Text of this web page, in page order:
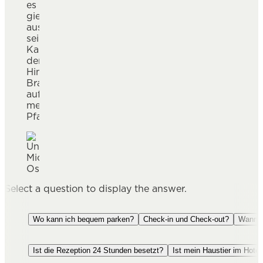
es
gießt
aus
seiner
Kanne
der
Himmel
Bratöl
auf
meine
Pfanne.«
uns
im
begrüßen.
Select a question to display the answer.
Wo kann ich bequem parken? Check-in und Check-out? Wann
Ist die Rezeption 24 Stunden besetzt? Ist mein Haustier im